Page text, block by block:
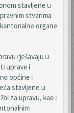
stavljene u
stvarima
organe
rješavaju u
uprave i
općine i
stavljene u
za upravu, kao i